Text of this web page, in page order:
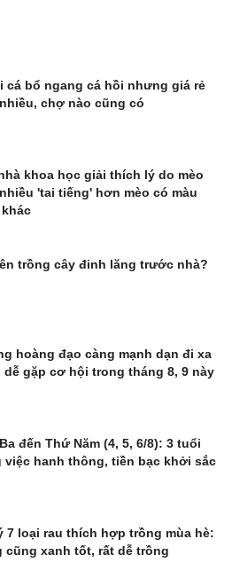
cá bổ ngang cá hồi nhưng giá rẻ
chợ nào cũng có
khoa học giải thích lý do mèo
'tai tiếng' hơn mèo có màu
trồng cây đinh lăng trước nhà?
hoàng đạo càng mạnh dạn đi xa
dễ gặp cơ hội trong tháng 8, 9 này
đến Thứ Năm (4, 5, 6/8): 3 tuổi
việc hanh thông, tiền bạc khởi sắc
7 loại rau thích hợp trồng mùa hè:
cũng xanh tốt, rất dễ trồng